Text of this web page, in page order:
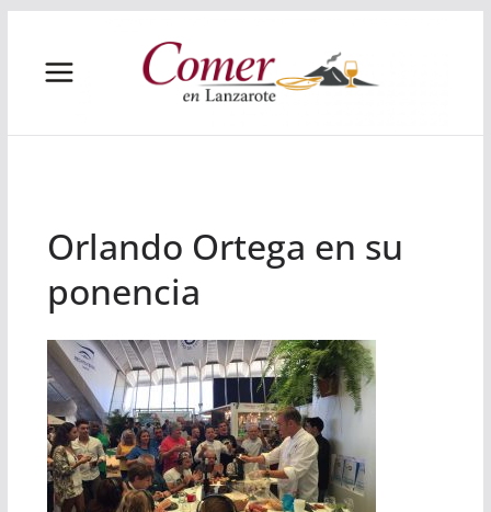
contenido
Orlando Ortega en su
ponencia